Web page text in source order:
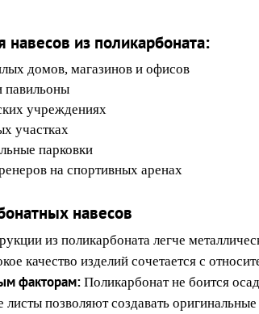
из поликарбоната:
домов, магазинов и офисов
павильоны
учреждениях
участках
парковки
на спортивных аренах
навесов
из поликарбоната легче
качество изделий сочетается с
факторам: Поликарбонат не боится
позволяют создавать оригинальные